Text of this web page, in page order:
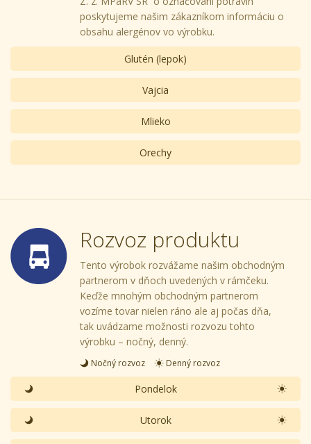
poskytujeme našim zákazníkom informáciu o
obsahu alergénov vo výrobku.
Glutén (lepok)
Vajcia
Mlieko
Orechy
Rozvoz produktu
Tento výrobok rozvážame našim obchodným
partnerom v dňoch uvedených v rámčeku.
Keďže mnohým obchodným partnerom
vozíme tovar nielen ráno ale aj počas dňa,
tak uvádzame možnosti rozvozu tohto
výrobku – nočný, denný.
Nočný rozvoz Denný rozvoz
Pondelok
Utorok